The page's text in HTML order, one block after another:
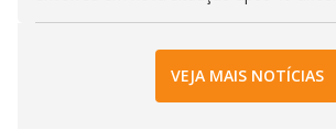
VEJA MAIS NOTÍCIAS